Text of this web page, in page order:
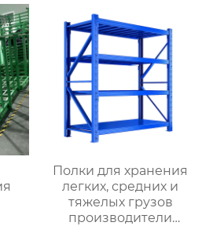
полки оптом с
магазинов одежды
Полки для хранения
легких, средних и
тяжелых грузов
производители